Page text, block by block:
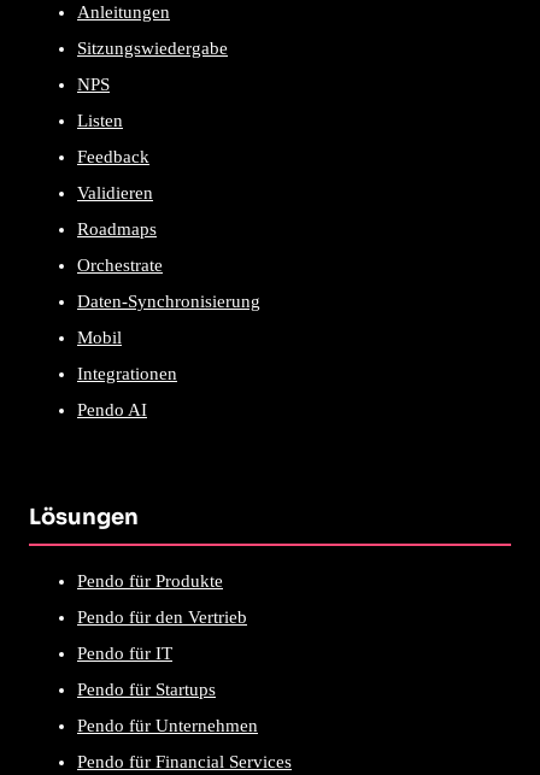
Anleitungen
Sitzungswiedergabe
NPS
Listen
Feedback
Validieren
Roadmaps
Orchestrate
Daten-Synchronisierung
Mobil
Integrationen
Pendo AI
Lösungen
Pendo für Produkte
Pendo für den Vertrieb
Pendo für IT
Pendo für Startups
Pendo für Unternehmen
Pendo für Financial Services